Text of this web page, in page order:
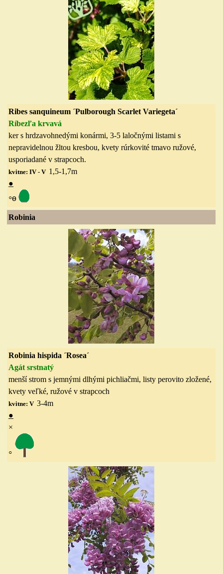
Ribes sanquineum ´Pulborough Scarlet Variegeta´
Ríbezľa krvavá
ker s hrdzavohnedými konármi, 3-5 laločnými listami s
nepravidelnou žltou kresbou, kvety rúrkovité tmavo ružové,
usporiadané v strapcoch.
kvitne: IV - V 1,5-1,7m
●
◦ө
Robinia
Robinia hispida ´Rosea´
Agát srstnatý
menší strom s jemnými dlhými pichliačmi, listy perovito zložené,
kvety veľké, ružové v strapcoch
kvitne: V 3-4m
●
×
◦